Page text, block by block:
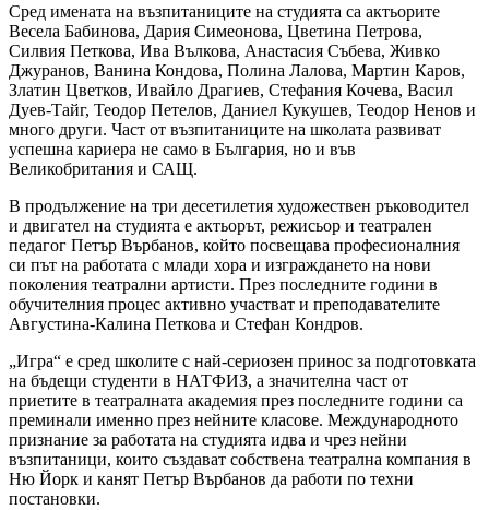
Сред имената на възпитаниците на студията са актьорите
Весела Бабинова, Дария Симеонова, Цветина Петрова,
Силвия Петкова, Ива Вълкова, Анастасия Събева, Живко
Джуранов, Ванина Кондова, Полина Лалова, Мартин Каров,
Златин Цветков, Ивайло Драгиев, Стефания Кочева, Васил
Дуев-Тайг, Теодор Петелов, Даниел Кукушев, Теодор Ненов и
много други. Част от възпитаниците на школата развиват
успешна кариера не само в България, но и във
Великобритания и САЩ.
В продължение на три десетилетия художествен ръководител
и двигател на студията е актьорът, режисьор и театрален
педагог Петър Върбанов, който посвещава професионалния
си път на работата с млади хора и изграждането на нови
поколения театрални артисти. През последните години в
обучителния процес активно участват и преподавателите
Августина-Калина Петкова и Стефан Кондров.
„Игра“ е сред школите с най-сериозен принос за подготовката
на бъдещи студенти в НАТФИЗ, а значителна част от
приетите в театралната академия през последните години са
преминали именно през нейните класове. Международното
признание за работата на студията идва и чрез нейни
възпитаници, които създават собствена театрална компания в
Ню Йорк и канят Петър Върбанов да работи по техни
постановки.